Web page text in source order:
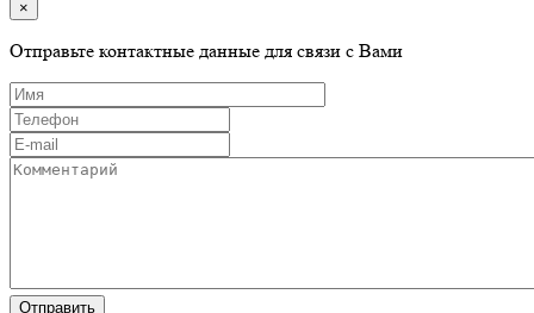
×
Отправьте контактные данные для связи с Вами
Отправить